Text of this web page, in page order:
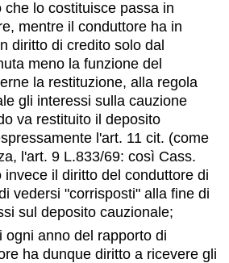
che lo costituisce passa in
mentre il conduttore ha in
diritto di credito solo dal
meno la funzione del
la restituzione, alla regola
gli interessi sulla cauzione
va restituito il deposito
l'art. 11 cit. (come
l'art. 9 L.833/69: così Cass.
invece il diritto del conduttore di
vedersi "corrisposti" alla fine di
sul deposito cauzionale;
ogni anno del rapporto di
ha dunque diritto a ricevere gli